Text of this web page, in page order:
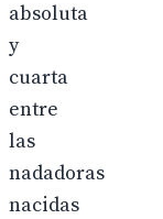
absoluta
y
cuarta
entre
las
nadadoras
nacidas